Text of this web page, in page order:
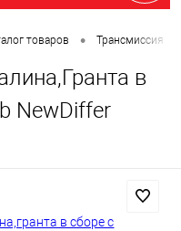
товаров • Трансмиссия
в
NewDiffer